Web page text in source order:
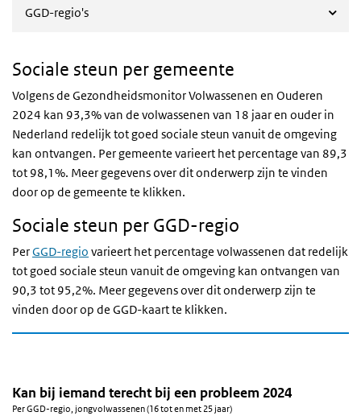
GGD-regio's
Sociale steun per gemeente
Volgens de Gezondheidsmonitor Volwassenen en Ouderen
2024 kan 93,3% van de volwassenen van 18 jaar en ouder in
Nederland redelijk tot goed sociale steun vanuit de omgeving
kan ontvangen. Per gemeente varieert het percentage van 89,3
tot 98,1%. Meer gegevens over dit onderwerp zijn te vinden
door op de gemeente te klikken.
Sociale steun per GGD-regio
PerGGD-regio varieert het percentage volwassenen dat redelijk
tot goed sociale steun vanuit de omgeving kan ontvangen van
90,3 tot 95,2%. Meer gegevens over dit onderwerp zijn te
vinden door op de GGD-kaart te klikken.
Kan bij iemand terecht bij een probleem 2024
Per GGD-regio, jongvolwassenen (16 tot en met 25 jaar)